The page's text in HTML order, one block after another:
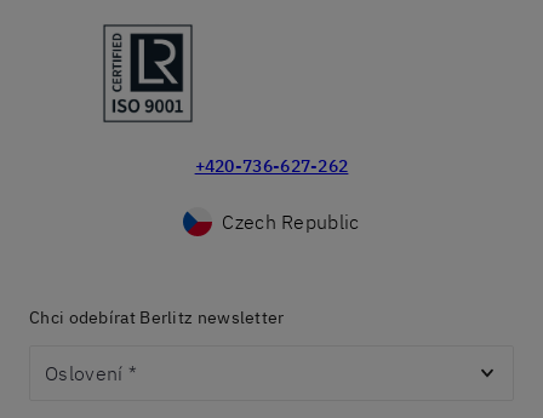
+420-736-627-262
Czech Republic
Chci odebírat Berlitz newsletter